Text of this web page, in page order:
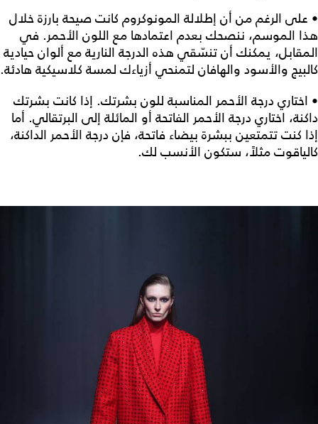
• على الرغم من أن إطلالة المونوكروم كانت صيحة بارزة خلال
هذا الموسم، ننصحك بعدم اعتمادها مع اللون الأحمر. في
المقابل، يمكنك أن تنسّقي هذه الدرجة النارية مع ألوان حيادية
كالبيج والأسود والهافان لتمنحي أزياءك لمسة كلاسيكية هادئة.
• اختاري درجة الأحمر المناسبة للون بشرتك. إذا كانت بشرتك
داكنة، اختاري درجة الأحمر الفاتحة أو المائلة إلى البرتقالي. أما
إذا كنت تتمتعين ببشرة بيضاء فاتحة، فإن درجة الأحمر الداكنة،
كالياقوت مثلاً، ستكون الأنسب لك.